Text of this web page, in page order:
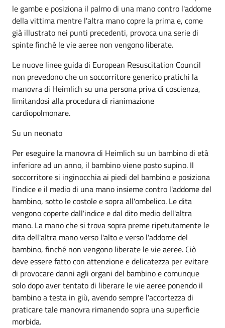
le gambe e posiziona il palmo di una mano contro l'addome
della vittima mentre l'altra mano copre la prima e, come
già illustrato nei punti precedenti, provoca una serie di
spinte finché le vie aeree non vengono liberate.
Le nuove linee guida di European Resuscitation Council
non prevedono che un soccorritore generico pratichi la
manovra di Heimlich su una persona priva di coscienza,
limitandosi alla procedura di rianimazione
cardiopolmonare.
Su un neonato
Per eseguire la manovra di Heimlich su un bambino di età
inferiore ad un anno, il bambino viene posto supino. Il
soccorritore si inginocchia ai piedi del bambino e posiziona
l'indice e il medio di una mano insieme contro l'addome del
bambino, sotto le costole e sopra all'ombelico. Le dita
vengono coperte dall'indice e dal dito medio dell'altra
mano. La mano che si trova sopra preme ripetutamente le
dita dell'altra mano verso l'alto e verso l'addome del
bambino, finché non vengono liberate le vie aeree. Ciò
deve essere fatto con attenzione e delicatezza per evitare
di provocare danni agli organi del bambino e comunque
solo dopo aver tentato di liberare le vie aeree ponendo il
bambino a testa in giù, avendo sempre l'accortezza di
praticare tale manovra rimanendo sopra una superficie
morbida.